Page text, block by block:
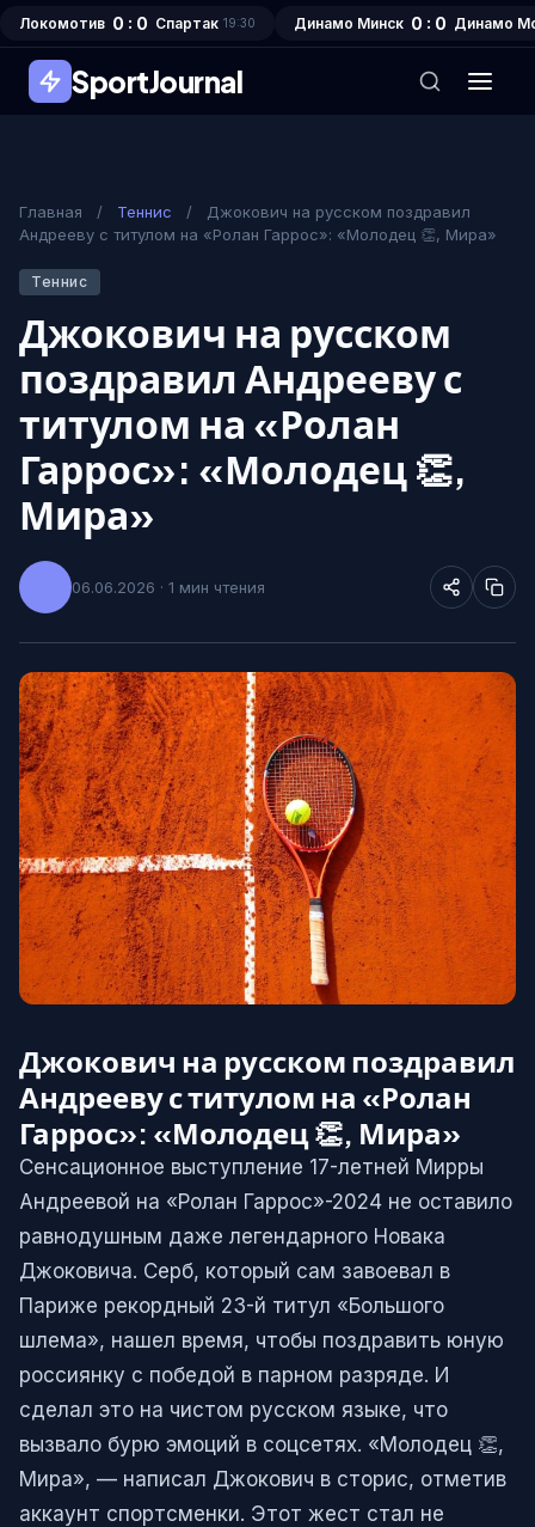
Локомотив 0 : 0 Спартак 19:30 Динамо Минск 0 : 0 Динамо
SportJournal
Главная / Теннис /
Джокович на русском поздравил
Андрееву с титулом на «Ролан Гаррос»: «Молодец 👏, Мира»
Теннис
Джокович на русском
поздравил Андрееву с
титулом на «Ролан
Гаррос»: «Молодец 👏,
Мира»
06.06.2026 · 1 мин чтения
Джокович на русском поздравил
Андрееву с титулом на «Ролан
Гаррос»: «Молодец 👏, Мира»
Сенсационное выступление 17-летней Мирры
Андреевой на «Ролан Гаррос»-2024 не оставило
равнодушным даже легендарного Новака
Джоковича. Серб, который сам завоевал в
Париже рекордный 23-й титул «Большого
шлема», нашел время, чтобы поздравить юную
россиянку с победой в парном разряде. И
сделал это на чистом русском языке, что
вызвало бурю эмоций в соцсетях. «Молодец 👏,
Мира», — написал Джокович в сторис, отметив
аккаунт спортсменки. Этот жест стал не